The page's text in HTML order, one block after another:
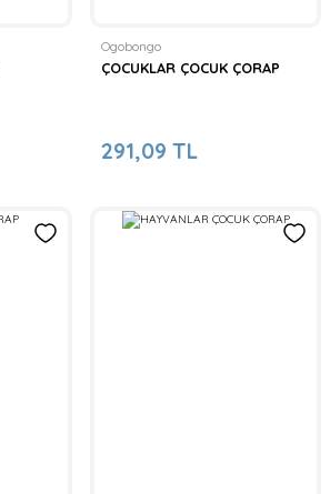
Ogobongo
ÇOCUKLAR ÇOCUK ÇORAP
291,09 TL